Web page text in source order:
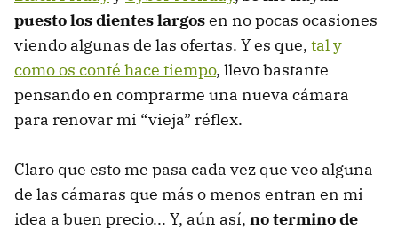
puesto los dientes largosen no pocas ocasiones
viendo algunas de las ofertas. Y es que, tal y
como os conté hace tiempo, llevo bastante
pensando en comprarme una nueva cámara
para renovar mi “vieja” réflex.
Claro que esto me pasa cada vez que veo alguna
de las cámaras que más o menos entran en mi
idea a buen precio... Y, aún así, no termino de